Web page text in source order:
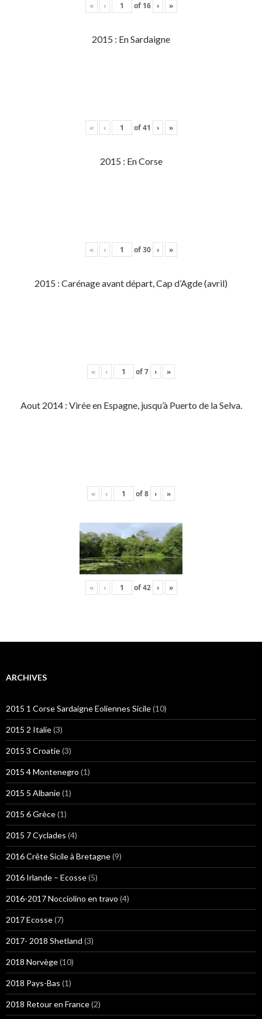
« ‹ of 16 › »
2015 : En Sardaigne
« ‹ of41 › »
2015 : En Corse
« ‹ of30 › »
2015 : Carénage avant départ, Cap d’Agde (avril)
« ‹ of7 › »
Aout 2014 : Virée en Espagne, jusqu’à Puerto de la Selva.
« ‹ of8 › »
« ‹ of42 › »
ARCHIVES
2015 1 Corse Sardaigne Eoliennes Sicile(10)
2015 2 Italie(3)
2015 3 Croatie(3)
2015 4 Montenegro (1)
2015 5 Albanie(1)
2015 6 Grèce(1)
2015 7 Cyclades (4)
2016 Crête Sicile à Bretagne(9)
2016 Irlande – Ecosse(5)
2016-2017 Nocciolino en travo (4)
2017 Ecosse(7)
2017- 2018 Shetland (3)
2018 Norvège(10)
2018 Pays-Bas (1)
2018 Retour en France(2)